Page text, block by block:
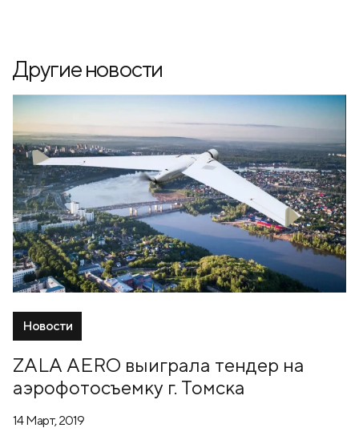
Другие новости
Новости
ZALA AERO выиграла тендер на
аэрофотосъемку г. Томска
14 Март, 2019